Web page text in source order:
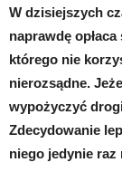
W dzisiejszych
naprawdę
którego nie
nierozsądne.
wypożyczyć
Zdecydowanie
niego jedynie raz